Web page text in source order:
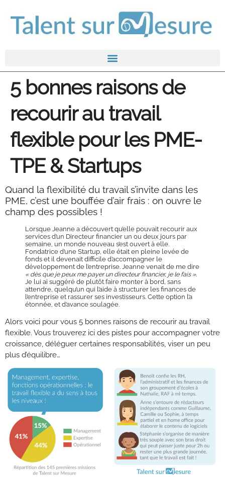
5 bonnes raisons de
recourir au travail
flexible pour les PME-
TPE & Startups
Quand la flexibilité du travail s’invite dans les
PME, c’est une bouffée d’air frais : on ouvre le
champ des possibles !
Lorsque Jeanne a découvert qu’elle pouvait recourir aux
services d’un Directeur financier un ou deux jours par
semaine, un monde nouveau s’est ouvert à elle.
Fondatrice d’une Startup, elle était en pleine levée de
fonds et il devenait difficile d’accompagner le
développement de l’entreprise. Jeanne venait de me dire
« dès que je peux me payer un directeur financier, je le fais ».
Je lui ai suggéré de plutôt faire monter à bord, sans
attendre, quelqu’un qui l’aide à structurer les finances de
l’entreprise et rassurer ses investisseurs. Cette option l’a
étonnée, et d’avance soulagée.
Alors voici pour vous 5 bonnes raisons de recourir au travail
flexible. Vous trouverez ici des pistes pour accompagner votre
croissance, déléguer certaines responsabilités, viser un peu
plus d’équilibre…